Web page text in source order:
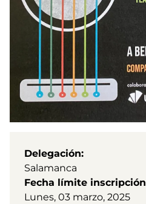
Delegación
Salamanca
Fecha límite inscripción
Lunes, 03 marzo, 2025